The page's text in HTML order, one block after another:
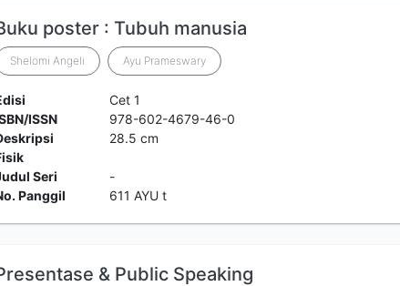
poster : Tubuh manusia
Shelomi Angeli Ayu Prameswary
Cet 1
ISSN
978-602-4679-46-0
28.5 cm
Seri
-
Panggil
611 AYU t
& Public Speaking